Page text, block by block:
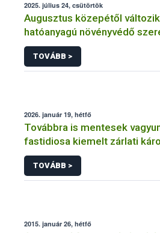
2025. július 24, csütörtök
Augusztus közepétől
hatóanyagú növényvédő
határérték csökkentése miatt
TOVÁBB >
2026. január 19, hétfő
Továbbra is mentesek
fastidiosa kiemelt zárlati
megelőzés
TOVÁBB >
2015. január 26, hétfő